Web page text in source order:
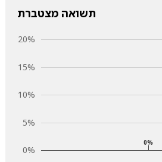
תשואה מצטברת
0%
5%
10%
15%
20%
0%